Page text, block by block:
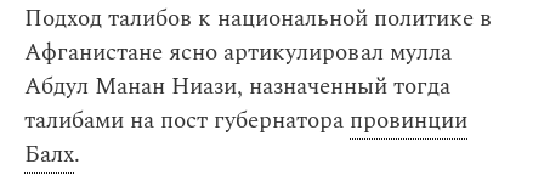
Подход талибов к национальной политике в
Афганистане ясно артикулировал мулла
Абдул Манан Ниази, назначенный тогда
талибами на пост губернатора провинции
Балх.